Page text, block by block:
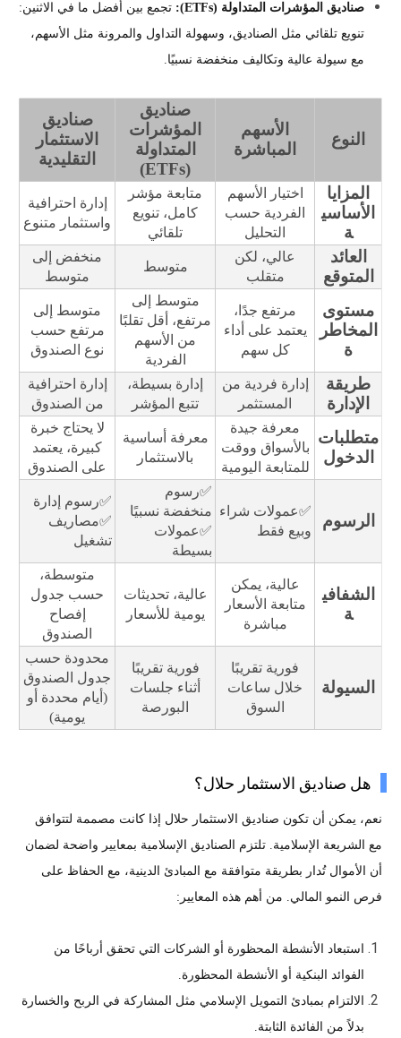
صناديق المؤشرات المتداولة (ETFs):
تجمع بين أفضل ما في الاثنين:
تنويع تلقائي مثل الصناديق، وسهولة التداول والمرونة مثل الأسهم،
مع سيولة عالية وتكاليف منخفضة نسبيًا.
النوع
الأسهم
المباشرة
صناديق
المؤشرات
المتداولة
(ETFs)
صناديق
الاستثمار
التقليدية
المزايا
الأساسي
ة
اختيار الأسهم
الفردية حسب
التحليل
متابعة مؤشر
كامل، تنويع
تلقائي
إدارة احترافية
واستثمار متنوع
العائد
المتوقع
عالي، لكن
متقلب
متوسط
منخفض إلى
متوسط
مستوى
المخاطر
ة
مرتفع جدًا،
يعتمد على أداء
كل سهم
متوسط إلى
مرتفع، أقل تقلبًا
من الأسهم
الفردية
متوسط إلى
مرتفع حسب
نوع الصندوق
طريقة
الإدارة
إدارة فردية من
المستثمر
إدارة بسيطة،
تتبع المؤشر
إدارة احترافية
من الصندوق
متطلبات
الدخول
معرفة جيدة
بالأسواق ووقت
للمتابعة اليومية
معرفة أساسية
بالاستثمار
لا يحتاج خبرة
كبيرة، يعتمد
على الصندوق
الرسوم
✅عمولات شراء
وبيع فقط
✅رسوم
منخفضة نسبيًا
✅عمولات
بسيطة
✅رسوم إدارة
✅مصاريف
تشغيل
الشفافي
ة
عالية، يمكن
متابعة الأسعار
مباشرة
عالية، تحديثات
يومية للأسعار
متوسطة،
حسب جدول
إفصاح
الصندوق
السيولة
فورية تقريبًا
خلال ساعات
السوق
فورية تقريبًا
أثناء جلسات
البورصة
محدودة حسب
جدول الصندوق
(أيام محددة أو
يومية)
هل صناديق الاستثمار حلال؟
نعم، يمكن أن تكون صناديق الاستثمار حلال إذا كانت مصممة لتتوافق
مع الشريعة الإسلامية. تلتزم الصناديق الإسلامية بمعايير واضحة لضمان
أن الأموال تُدار بطريقة متوافقة مع المبادئ الدينية، مع الحفاظ على
فرص النمو المالي. من أهم هذه المعايير:
استبعاد الأنشطة المحظورة أو الشركات التي تحقق أرباحًا من
الفوائد البنكية أو الأنشطة المحظورة.
الالتزام بمبادئ التمويل الإسلامي مثل المشاركة في الربح والخسارة
بدلاً من الفائدة الثابتة.